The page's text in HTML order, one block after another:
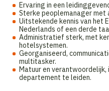
Ervaring in een
Sterke peoplemanager met
Uitstekende kennis van het
Nederlands of een derde
Administratief sterk, met
hotelsystemen.
Georganiseerd,
multitasker.
Matuur en
departement te leiden.